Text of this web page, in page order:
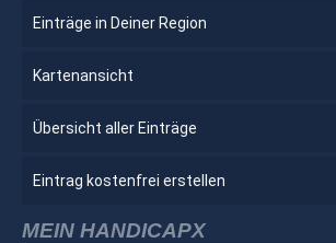
Einträge in Deiner Region
Kartenansicht
Übersicht aller Einträge
Eintrag kostenfrei erstellen
MEIN HANDICAPX